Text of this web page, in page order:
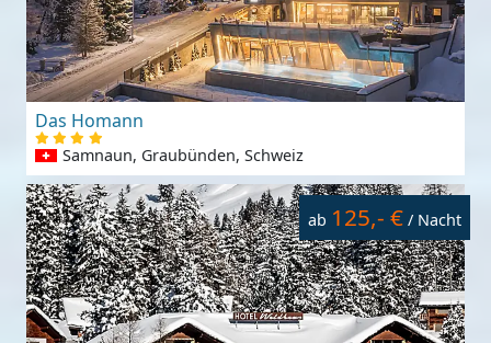
Das Homann
Samnaun, Graubünden, Schweiz
ab 125,- € / Nacht